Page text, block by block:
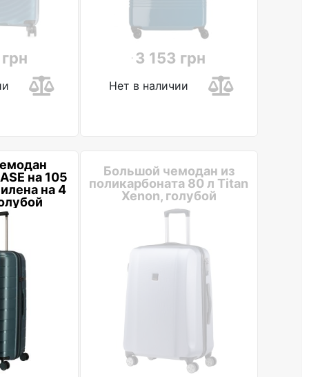
3 153 грн
Нет в наличии
на 105
на 4
Большой чемодан из
поликарбоната 80 л Titan
Xenon, голубой